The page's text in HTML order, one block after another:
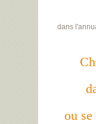
dans
ou se